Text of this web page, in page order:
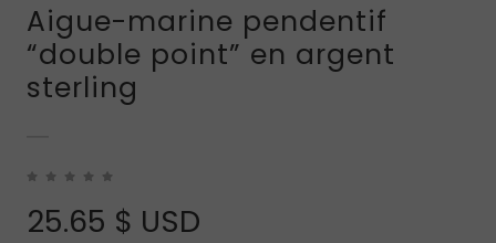
Aigue-marine pendentif
“double point” en argent
sterling
25.65 $ USD